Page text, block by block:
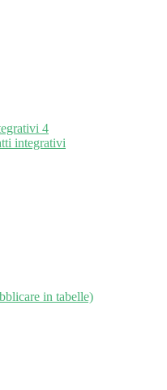
4
integrativi
in tabelle)